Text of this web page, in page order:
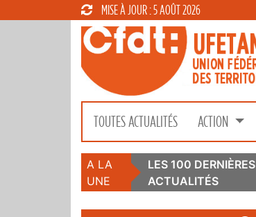
MISE À JOUR : 5 AOÛT 2026
TOUTES ACTUALITÉS ACTION
A LA
UNE
LES 100 DERNIÈRES
ACTUALITÉS